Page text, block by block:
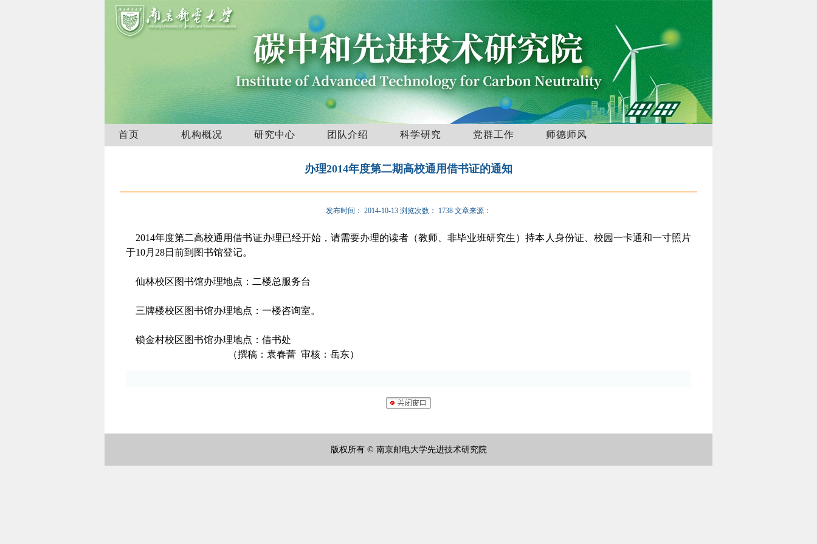
首页 机构概况 研究中心 团队介绍 科学研究 党群工作 师德师风
办理2014年度第二期高校通用借书证的通知
发布时间： 2014-10-13 浏览次数： 1738 文章来源：
2014年度第二高校通用借书证办理已经开始，请需要办理的读者（教师、非毕业班研究生）持本人身份证、校园一卡通和一寸照片
于10月28日前到图书馆登记。
仙林校区图书馆办理地点：二楼总服务台
三牌楼校区图书馆办理地点：一楼咨询室。
锁金村校区图书馆办理地点：借书处
（撰稿：袁春蕾 审核：岳东）
版权所有 © 南京邮电大学先进技术研究院